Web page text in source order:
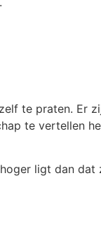
te praten. Er
te vertellen
ligt dan dat